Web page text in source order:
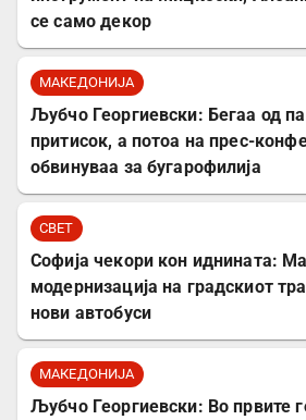
се само декор
МАКЕДОНИЈА
Љубчо Георгиевски: Бегаа од
притисок, а потоа на прес-
обвинуваа за бугарофилија
СВЕТ
Софија чекори кон иднината:
модернизација на градскиот
нови автобуси
МАКЕДОНИЈА
Љубчо Георгиевски: Во првите